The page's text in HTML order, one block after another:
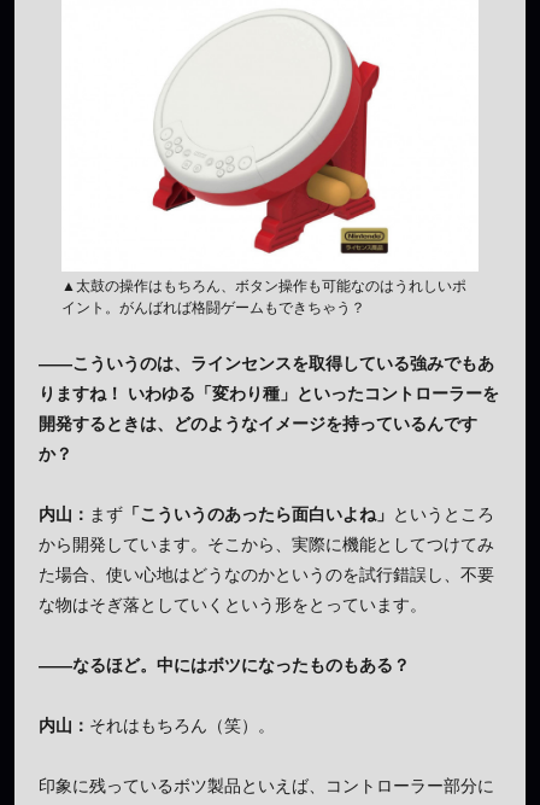
▲太鼓の操作はもちろん、ボタン操作も可能なのはうれしいポ
イント。がんばれば格闘ゲームもできちゃう？
——こういうのは、ラインセンスを取得している強みでもあ
りますね！ いわゆる「変わり種」といったコントローラーを
開発するときは、どのようなイメージを持っているんです
か？
内山： まず 「こういうのあったら面白いよね」 というところ
から開発しています。そこから、実際に機能としてつけてみ
た場合、使い心地はどうなのかというのを試行錯誤し、不要
な物はそぎ落としていくという形をとっています。
——なるほど。中にはボツになったものもある？
内山： それはもちろん（笑）。
印象に残っているボツ製品といえば、コントローラー部分に